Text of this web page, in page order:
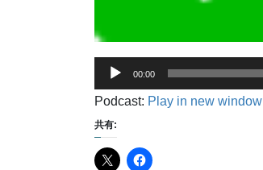
プ
レ
ヤ
00:00
Podcast: Play in new window
共有: